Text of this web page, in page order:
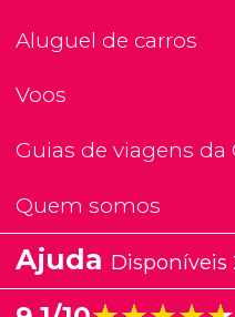
Aluguel de carros
Voos
Guias de viagens da
Quem somos
Ajuda Disponíveis